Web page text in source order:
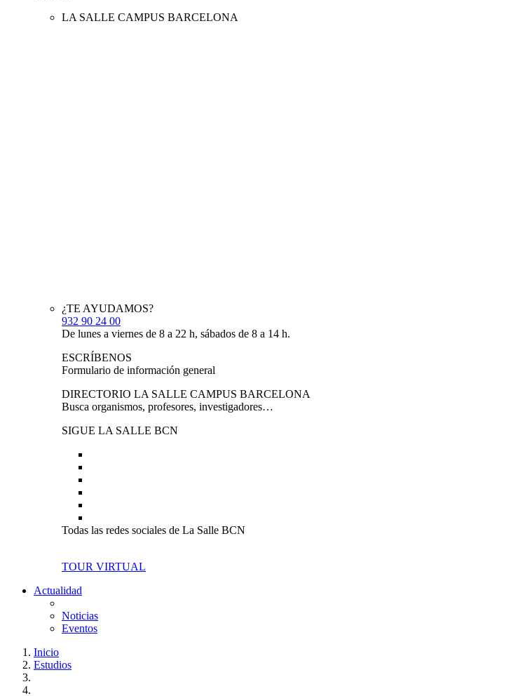
LA SALLE CAMPUS BARCELONA
¿TE AYUDAMOS?
932 90 24 00
De lunes a viernes de 8 a 22 h, sábados de 8 a 14 h.
ESCRÍBENOS
Formulario de información general
DIRECTORIO LA SALLE CAMPUS BARCELONA
Busca organismos, profesores, investigadores…
SIGUE LA SALLE BCN
Todas las redes sociales de La Salle BCN
TOUR VIRTUAL
Actualidad
Noticias
Eventos
Inicio
Estudios